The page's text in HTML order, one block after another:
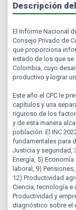
Descripción
El Informe Nacional
Consejo Privado de
que proporciona
estado de los que
Colombia, cuyo
productivo y lograr
Este año el CPC le
capítulos y una
riguroso de los
y de esta manera
población. El INC
fundamentales para
Justicia y seguridad,
Energía, 5)
laboral, 9)
12) Productividad
Ciencia, tecnología e
Productividad y
diagnóstico sobre el